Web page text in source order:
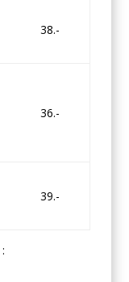
38.-
36.-
39.-
: